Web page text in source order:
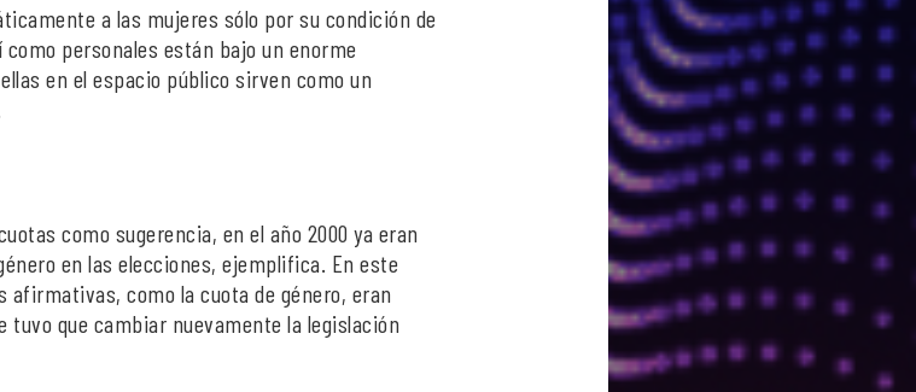
a las mujeres sólo por su condición de
personales están bajo un enorme
en el espacio público sirven como un
como sugerencia, en el año 2000 ya eran
en las elecciones, ejemplifica. En este
afirmativas, como la cuota de género, eran
que cambiar nuevamente la legislación